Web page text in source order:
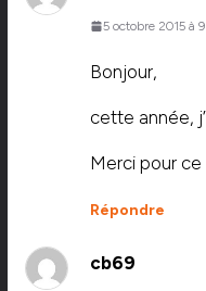
5 octobre 2015 à
Bonjour,
cette année,
Merci pour
Répondre
cb69